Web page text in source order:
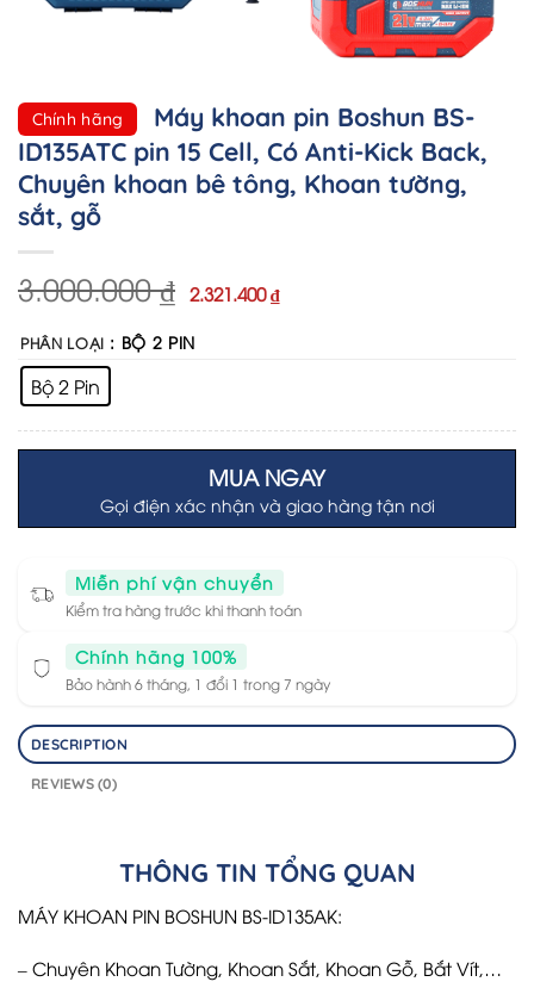
Chính hãng
Máy khoan pin Boshun BS-
ID135ATC pin 15 Cell, Có Anti-Kick Back,
Chuyên khoan bê tông, Khoan tường,
sắt, gỗ
3.000.000₫ price
3.000.000 ₫.
2.321.400₫price
PHÂN LOẠI : BỘ 2 PIN
Bộ 2 Pin
MUA NGAY
Gọi điện xác nhận và giao hàng tận nơi
Miễn phí vận chuyển
Kiểm tra hàng trước khi thanh toán
Chính hãng 100%
Bảo hành 6 tháng, 1 đổi 1 trong 7 ngày
DESCRIPTION
REVIEWS (0)
THÔNG TIN TỔNG QUAN
MÁY KHOAN PIN BOSHUN BS-ID135AK:
– Chuyên Khoan Tường, Khoan Sắt, Khoan Gỗ, Bắt Vít,…